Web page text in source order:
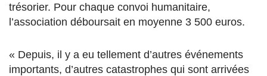
trésorier. Pour chaque convoi humanitaire,
l’association déboursait en moyenne 3 500 euros.
« Depuis, il y a eu tellement d’autres événements
importants, d’autres catastrophes qui sont arrivées